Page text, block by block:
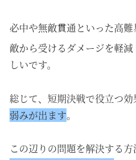
必中や無敵貫通といった高難
敵から受けるダメージを軽減
しいです。
総じて、短期決戦で役立つ効
弱みが出ます。
この辺りの問題を解決する方